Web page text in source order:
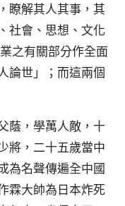
瞭解其人其事，其
社會、思想、文化
之有關部分作全面
論世」；而這兩個
蔭，學萬人敵，十
將，二十五歲當中
為名聲傳遍全中國
霖大帥為日本炸死